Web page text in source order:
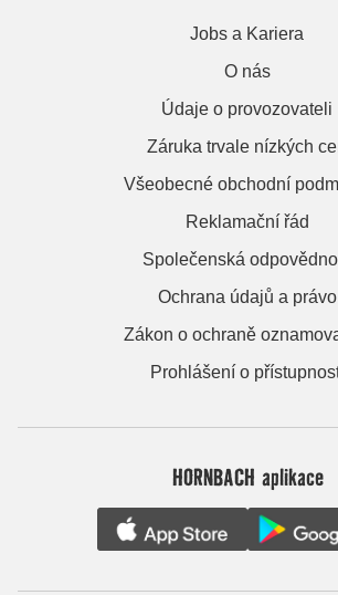
Jobs a Kariera
O nás
Údaje o provozovateli
Záruka trvale nízkých
Všeobecné obchodní
Reklamační řád
Společenská
Ochrana údajů a právo
Zákon o ochraně
Prohlášení o
HORNBACH aplikace